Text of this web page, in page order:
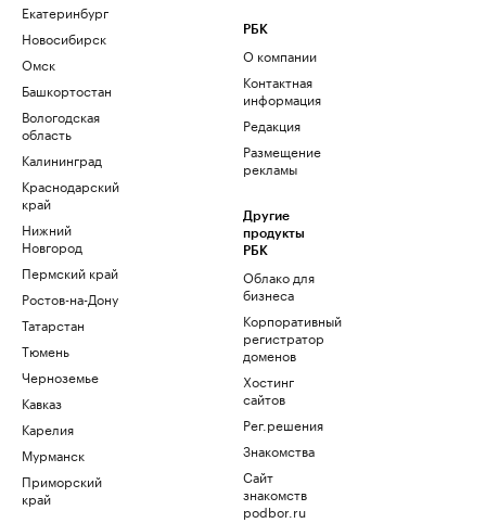
Екатеринбург
Новосибирск
Омск
Башкортостан
Вологодская
область
Калининград
Краснодарский
край
Нижний
Новгород
Пермский край
Ростов-на-Дону
Татарстан
Тюмень
Черноземье
Кавказ
Карелия
Мурманск
Приморский
край
РБК
О компании
Контактная
информация
Редакция
Размещение
рекламы
Другие
продукты
РБК
Облако для
бизнеса
Корпоративный
регистратор
доменов
Хостинг
сайтов
Рег.решения
Знакомства
Сайт
знакомств
podbor.ru